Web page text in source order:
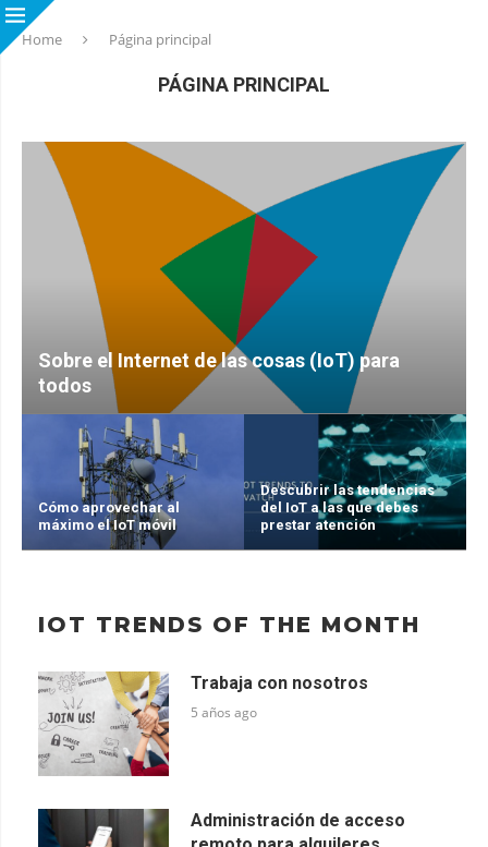
Home Página principal
PÁGINA PRINCIPAL
Sobre el Internet de las cosas (IoT) para
todos
Cómo aprovechar al
máximo el IoT móvil
Descubrir las tendencias
del IoT a las que debes
prestar atención
IOT TRENDS OF THE MONTH
Trabaja con nosotros
5 años ago
Administración de acceso